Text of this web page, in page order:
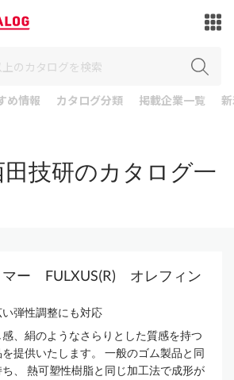
め情報 カタログ分類 掲載企業一覧
技研のカタログ一
マー FULXUS(R) オレフィン
弾性調整にも対応
、絹のようなさらりとした質感を持つ
提供いたします。 一般のゴム製品と同
、 熱可塑性樹脂と同じ加工法で成形が